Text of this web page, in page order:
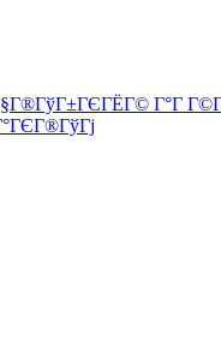
Г°Г